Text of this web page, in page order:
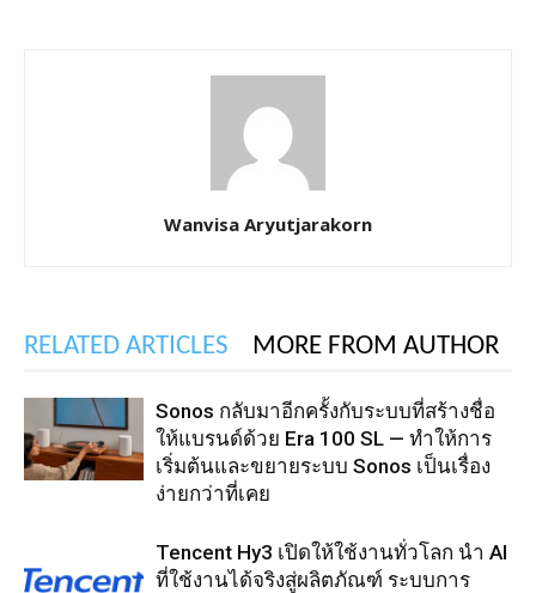
Wanvisa Aryutjarakorn
RELATED ARTICLES MORE FROM AUTHOR
Sonos กลับมาอีกครั้งกับระบบที่สร้างชื่อ
ให้แบรนด์ด้วย Era 100 SL — ทำให้การ
เริ่มต้นและขยายระบบ Sonos เป็นเรื่อง
ง่ายกว่าที่เคย
Tencent Hy3 เปิดให้ใช้งานทั่วโลก นำ AI
ที่ใช้งานได้จริงสู่ผลิตภัณฑ์ ระบบการ